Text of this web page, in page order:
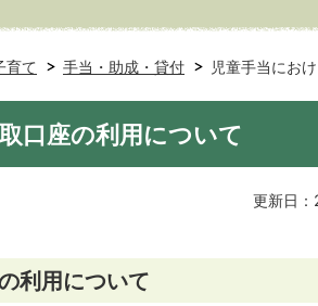
育て 手当・助成・貸付 児童手当にお
口座の利用について
更新日
利用について